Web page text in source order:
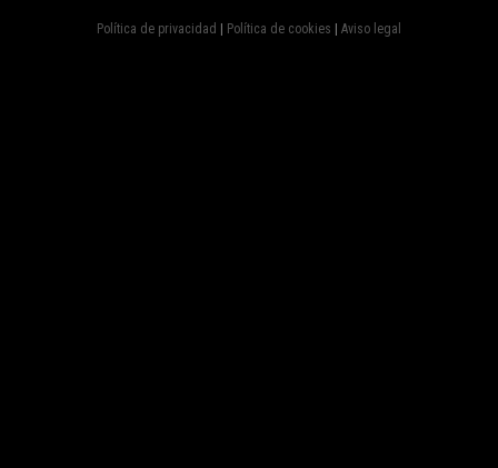
Política de privacidad | Política de cookies | Aviso legal